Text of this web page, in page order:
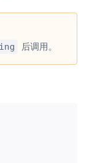
后调用。